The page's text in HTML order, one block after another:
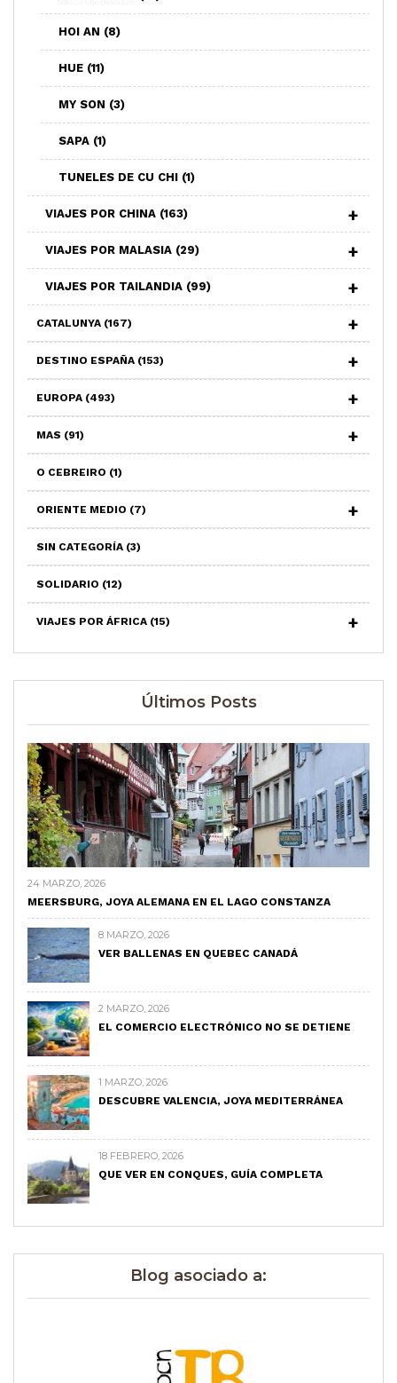
HOI AN (8)
HUE (11)
MY SON (3)
SAPA (1)
TUNELES DE CU CHI (1)
VIAJES POR CHINA (163)
VIAJES POR MALASIA (29)
VIAJES POR TAILANDIA (99)
CATALUNYA (167)
DESTINO ESPAÑA (153)
EUROPA (493)
MAS (91)
O CEBREIRO (1)
ORIENTE MEDIO (7)
SIN CATEGORÍA (3)
SOLIDARIO (12)
VIAJES POR ÁFRICA (15)
Últimos Posts
24 MARZO, 2026
MEERSBURG, JOYA ALEMANA EN EL LAGO CONSTANZA
8 MARZO, 2026
VER BALLENAS EN QUEBEC CANADÁ
2 MARZO, 2026
EL COMERCIO ELECTRÓNICO NO SE DETIENE
1 MARZO, 2026
DESCUBRE VALENCIA, JOYA MEDITERRÁNEA
18 FEBRERO, 2026
QUE VER EN CONQUES, GUÍA COMPLETA
Blog asociado a: